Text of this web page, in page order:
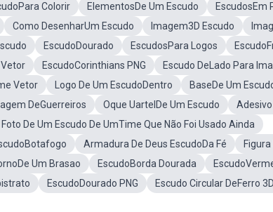
Colorir ElementosDe Um Escudo EscudosEm
Como DesenharUm Escudo Imagem3D Escudo
EscudoDourado EscudosPara Logos
Vetor EscudoCorinthians PNG
Escudo DeLado Para
Vetor Logo De Um EscudoDentro BaseDe Um
DeGuerreiros Oque UartelDe Um Escudo
Adesivo
Foto De Um Escudo De UmTime Que Não Foi Usado Ainda
Armadura De Deus EscudoDa Fé
Um Brasao EscudoBorda Dourada
EscudoDourado PNG Escudo Circular DeFerro